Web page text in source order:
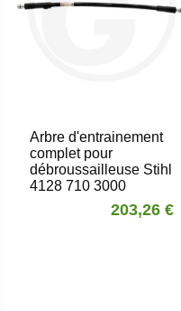
Arbre d'entrainement
complet pour
débroussailleuse Stihl
4128 710 3000
203,26 €